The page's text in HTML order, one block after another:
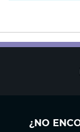
¿NO